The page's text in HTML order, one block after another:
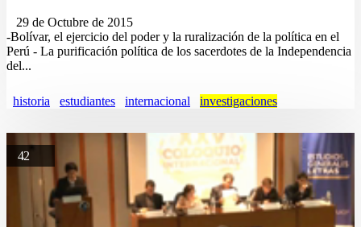
29 de Octubre de 2015
-Bolívar, el ejercicio del poder y la ruralización de la política en el
Perú - La purificación política de los sacerdotes de la Independencia
del...
historia estudiantes internacional investigaciones
42